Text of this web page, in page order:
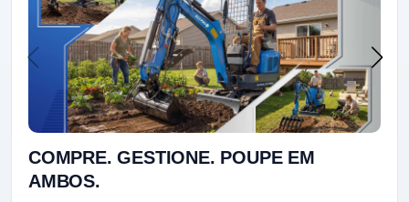
COMPRE. GESTIONE. POUPE EM
AMBOS.